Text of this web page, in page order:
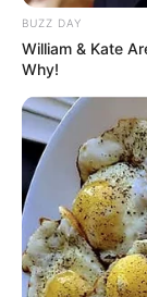
BUZZ DAY
William & Kate
Why!